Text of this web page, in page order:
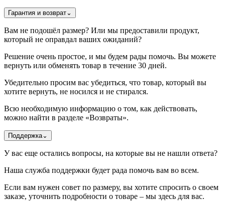
Гарантия и возврат⌄
Вам не подошёл размер? Или мы предоставили продукт,
который не оправдал ваших ожиданий?
Решение очень простое, и мы будем рады помочь. Вы можете
вернуть или обменять товар в течение 30 дней.
Убедительно просим вас убедиться, что товар, который вы
хотите вернуть, не носился и не стирался.
Всю необходимую информацию о том, как действовать,
можно найти в разделе «Возвраты».
Поддержка⌄
У вас еще остались вопросы, на которые вы не нашли ответа?
Наша служба поддержки будет рада помочь вам во всем.
Если вам нужен совет по размеру, вы хотите спросить о своем
заказе, уточнить подробности о товаре – мы здесь для вас.